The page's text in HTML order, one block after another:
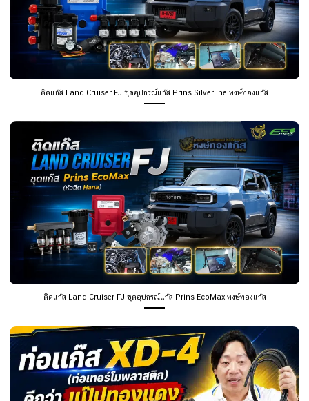
ติดแก๊ส Land Cruiser FJ ชุดอุปกรณ์แก๊ส Prins Silverline หงษ์ทองแก๊ส
ติดแก๊ส Land Cruiser FJ ชุดอุปกรณ์แก๊ส Prins EcoMax หงษ์ทองแก๊ส